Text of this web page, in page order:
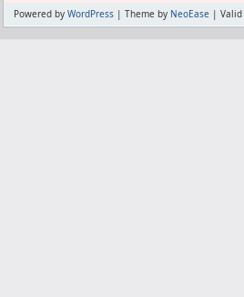
Powered by WordPress | Theme by NeoEase | Valid